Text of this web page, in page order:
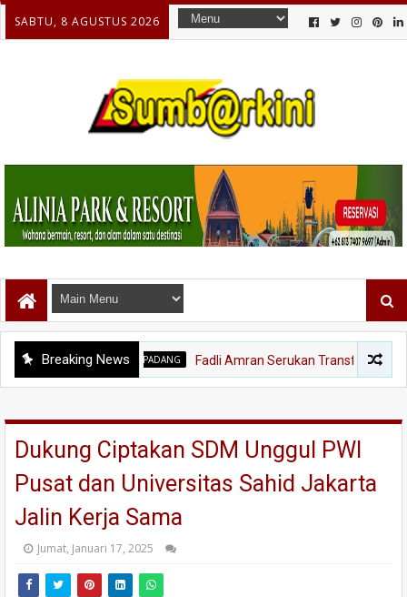
SABTU, 8 AGUSTUS 2026
Breaking News
BANJIR PADANG Fadli Amran Serukan Transformasi Ekonomi,
Dukung Ciptakan SDM Unggul PWI
Pusat dan Universitas Sahid Jakarta
Jalin Kerja Sama
Jumat, Januari 17, 2025